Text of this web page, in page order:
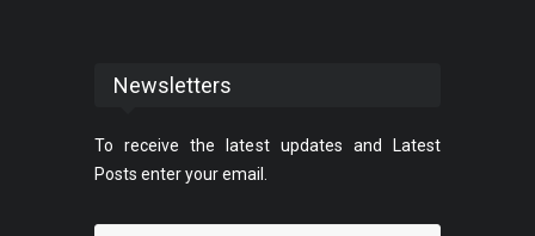
Newsletters
To receive the latest updates and Latest
Posts enter your email.